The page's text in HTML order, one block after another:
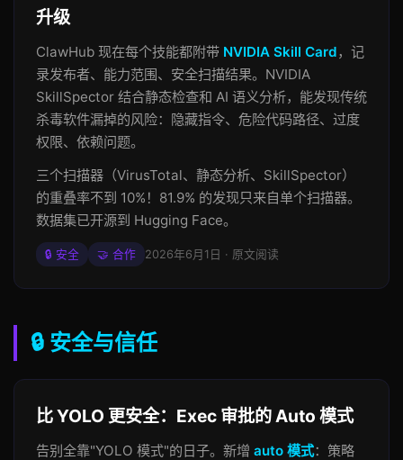
升级
ClawHub 现在每个技能都附带 NVIDIA Skill Card，记
录发布者、能力范围、安全扫描结果。NVIDIA
SkillSpector 结合静态检查和 AI 语义分析，能发现传统
杀毒软件漏掉的风险：隐藏指令、危险代码路径、过度
权限、依赖问题。
三个扫描器（VirusTotal、静态分析、SkillSpector）
的重叠率不到 10%！81.9% 的发现只来自单个扫描器。
数据集已开源到 Hugging Face。
🔒 安全 🤝 合作 2026年6月1日 · 原文阅读
🔒 安全与信任
比 YOLO 更安全：Exec 审批的 Auto 模式
告别全靠"YOLO 模式"的日子。新增 auto 模式：策略